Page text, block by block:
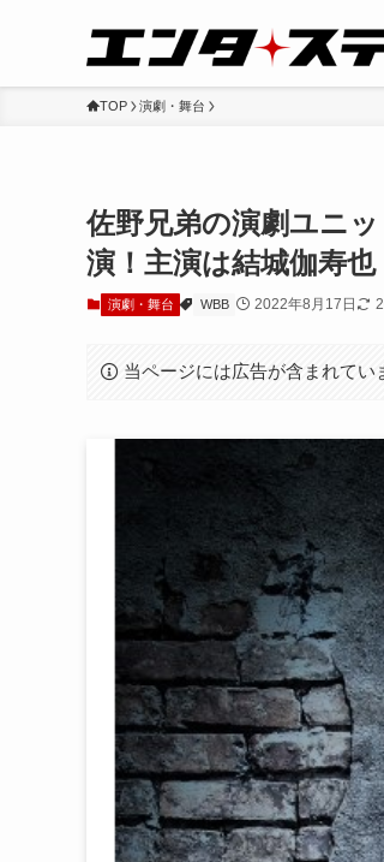
TOP 演劇・舞台
佐野兄弟の演劇ユニ
演！主演は結城伽寿也
演劇・舞台 WBB 2022年8月17日
当ページには広告が含まれてい